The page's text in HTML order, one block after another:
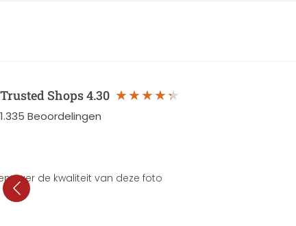
Trusted Shops4.30
1.335 Beoordelingen
over de kwaliteit van deze foto